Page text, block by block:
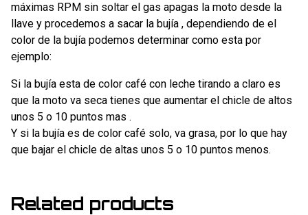
máximas RPM sin soltar el gas apagas la moto desde la
llave y procedemos a sacar la bujía , dependiendo de el
color de la bujía podemos determinar como esta por
ejemplo:
Si la bujía esta de color café con leche tirando a claro es
que la moto va seca tienes que aumentar el chicle de altos
unos 5 o 10 puntos mas .
Y si la bujía es de color café solo, va grasa, por lo que hay
que bajar el chicle de altas unos 5 o 10 puntos menos.
Related products